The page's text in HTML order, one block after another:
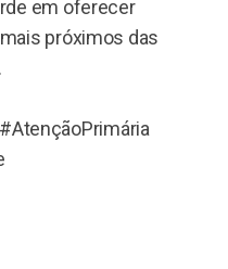
em oferecer
próximos das